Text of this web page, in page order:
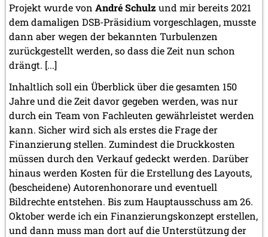
2003
Dezember 2003 (1 Eintrag)
November 2003 (2 Einträge)
Oktober 2003 (1 Eintrag)
Juli 2003 (1 Eintrag)
2002
November 2002 (1 Eintrag)
Projekt wurde von André Schulz und mir bereits 2021
dem damaligen DSB-Präsidium vorgeschlagen, musste
dann aber wegen der bekannten Turbulenzen
zurückgestellt werden, so dass die Zeit nun schon
drängt. [...]
Inhaltlich soll ein Überblick über die gesamten 150
Jahre und die Zeit davor gegeben werden, was nur
durch ein Team von Fachleuten gewährleistet werden
kann. Sicher wird sich als erstes die Frage der
Finanzierung stellen. Zumindest die Druckkosten
müssen durch den Verkauf gedeckt werden. Darüber
hinaus werden Kosten für die Erstellung des Layouts,
(bescheidene) Autorenhonorare und eventuell
Bildrechte entstehen. Bis zum Hauptausschuss am 26.
Oktober werde ich ein Finanzierungskonzept erstellen,
und dann muss man dort auf die Unterstützung der